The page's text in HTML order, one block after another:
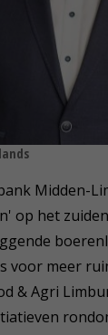
Midden-
op het
voor meer
& Agri